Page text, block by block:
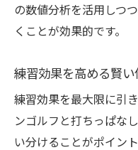
の数値分析を活用しつ
くことが効果的です。
練習効果を高める賢
練習効果を最大限に引
ンゴルフと打ちっぱな
い分けることがポイン